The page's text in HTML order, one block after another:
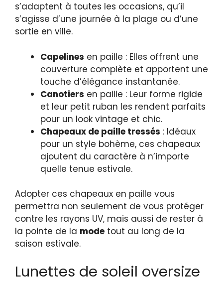
s’adaptent à toutes les occasions, qu’il
s’agisse d’une journée à la plage ou d’une
sortie en ville.
Capelines en paille : Elles offrent une
couverture complète et apportent une
touche d’élégance instantanée.
Canotiers en paille : Leur forme rigide
et leur petit ruban les rendent parfaits
pour un look vintage et chic.
Chapeaux de paille tressés : Idéaux
pour un style bohème, ces chapeaux
ajoutent du caractère à n’importe
quelle tenue estivale.
Adopter ces chapeaux en paille vous
permettra non seulement de vous protéger
contre les rayons UV, mais aussi de rester à
la pointe de la mode tout au long de la
saison estivale.
Lunettes de soleil oversize